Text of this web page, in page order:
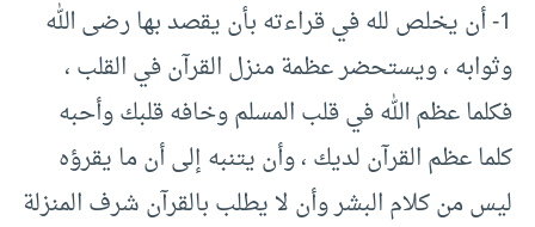
1- أن يخلص لله في قراءته بأن يقصد بها رضى الله
وثوابه ، ويستحضر عظمة منزل القرآن في القلب ،
فكلما عظم الله في قلب المسلم وخافه قلبك وأحبه
كلما عظم القرآن لديك ، وأن يتنبه إلى أن ما يقرؤه
ليس من كلام البشر وأن لا يطلب بالقرآن شرف المنزلة